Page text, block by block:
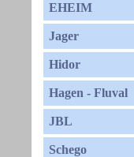
EHEIM
Jager
Hidor
Hagen - Fluval
JBL
Schego